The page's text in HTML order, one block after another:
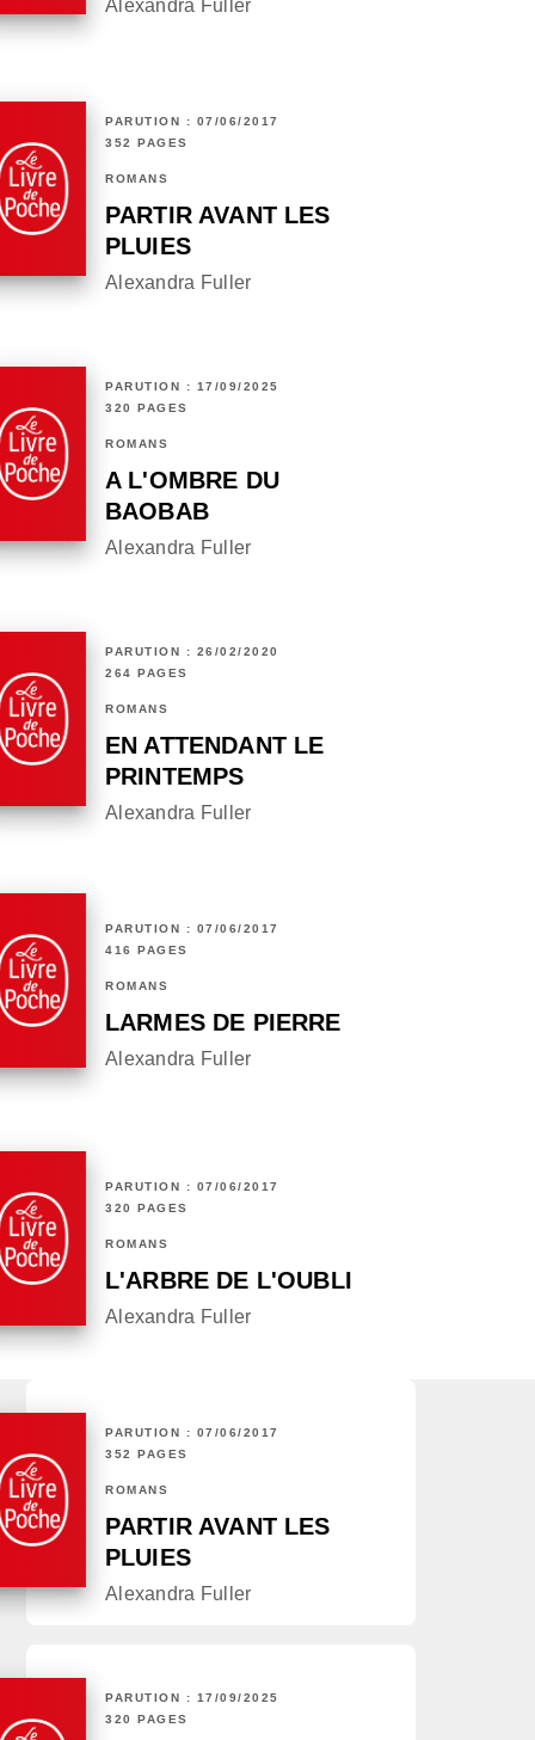
Alexandra Fuller
PARUTION : 07/06/2017
352 PAGES
ROMANS
PARTIR AVANT LES
PLUIES
Alexandra Fuller
PARUTION : 17/09/2025
320 PAGES
ROMANS
A L'OMBRE DU
BAOBAB
Alexandra Fuller
PARUTION : 26/02/2020
264 PAGES
ROMANS
EN ATTENDANT LE
PRINTEMPS
Alexandra Fuller
PARUTION : 07/06/2017
416 PAGES
ROMANS
LARMES DE PIERRE
Alexandra Fuller
PARUTION : 07/06/2017
320 PAGES
ROMANS
L'ARBRE DE L'OUBLI
Alexandra Fuller
PARUTION : 07/06/2017
352 PAGES
ROMANS
PARTIR AVANT LES
PLUIES
Alexandra Fuller
PARUTION : 17/09/2025
320 PAGES